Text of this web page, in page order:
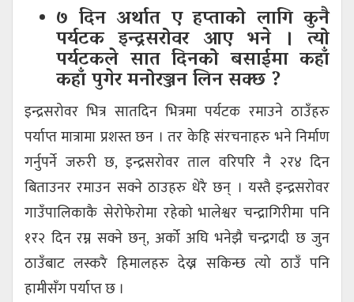
७ दिन अर्थात ए हप्ताको लागि कुनै
पर्यटक इन्द्रसरोवर आए भने । त्यो
पर्यटकले सात दिनको बसाईमा कहाँ
कहाँ पुगेर मनोरञ्जन लिन सक्छ ?
इन्द्रसरोवर भित्र सातदिन भित्रमा पर्यटक रमाउने ठाउँहरु
पर्याप्त मात्रामा प्रशस्त छन । तर केहि संरचनाहरु भने निर्माण
गर्नुपर्ने जरुरी छ, इन्द्रसरोवर ताल वरिपरि नै २र४ दिन
बिताउनर रमाउन सक्ने ठाउहरु धेरै छन् । यस्तै इन्द्रसरोवर
गाउँपालिकाकै सेरोफेरोमा रहेको भालेश्वर चन्द्रागिरीमा पनि
१र२ दिन रम्न सक्ने छन्, अर्को अघि भनेझै चन्द्रगदी छ जुन
ठाउँबाट लस्करै हिमालहरु देख्न सकिन्छ त्यो ठाउँ पनि
हामीसँग पर्याप्त छ ।